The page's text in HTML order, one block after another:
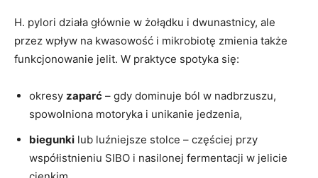
H. pylori działa głównie w żołądku i dwunastnicy, ale
przez wpływ na kwasowość i mikrobiotę zmienia także
funkcjonowanie jelit. W praktyce spotyka się:
okresy zaparć – gdy dominuje ból w nadbrzuszu,
spowolniona motoryka i unikanie jedzenia,
biegunki lub luźniejsze stolce – częściej przy
współistnieniu SIBO i nasilonej fermentacji w jelicie